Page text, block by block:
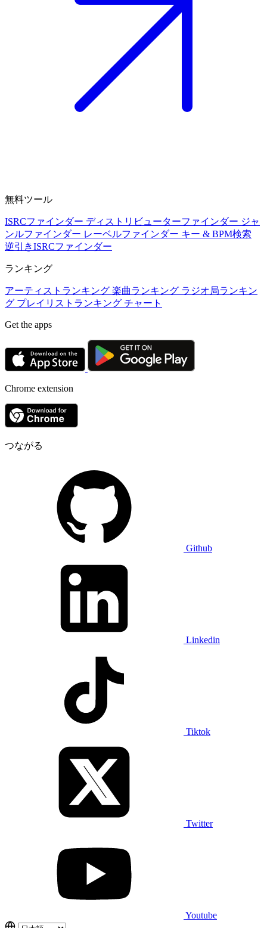
無料ツール
ISRCファインダー ディストリビューターファインダー ジャ
ンルファインダー レーベルファインダー キー & BPM検索
逆引きISRCファインダー
ランキング
アーティストランキング 楽曲ランキング ラジオ局ランキン
グ プレイリストランキング チャート
Get the apps
Chrome extension
つながる
Github
Linkedin
Tiktok
Twitter
Youtube